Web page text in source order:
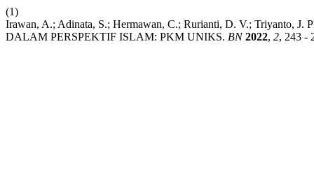
(1)
Irawan, A.; Adinata, S.; Hermawan, C.; Rurianti, D. V.;
DALAM PERSPEKTIF ISLAM: PKM UNIKS. BN 2022, 2, 243 -